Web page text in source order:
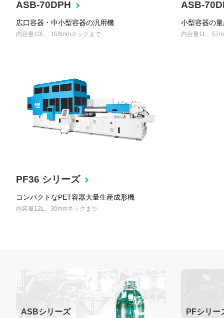
ASB-70DPH
広口容器・中小型容器の汎用機
内容量10L、158mmネックまで
ASB-
小型容器の
内容量1L、
PF36 シリーズ
コンパクトなPET容器大量生産成形機
内容量12L、30mmネックまで
ASBシリーズ PFシリー